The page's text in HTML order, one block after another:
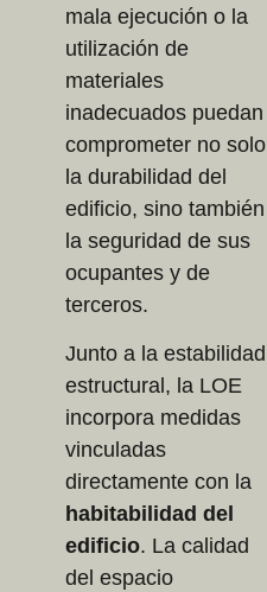
mala ejecución o la
utilización de
materiales
inadecuados puedan
comprometer no solo
la durabilidad del
edificio, sino también
la seguridad de sus
ocupantes y de
terceros.
Junto a la estabilidad
estructural, la LOE
incorpora medidas
vinculadas
directamente con la
habitabilidad del
edificio. La calidad
del espacio